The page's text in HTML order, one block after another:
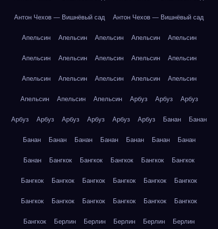
Антон Чехов — Вишнёвый сад Антон Чехов — Вишнёвый сад
Апельсин Апельсин Апельсин Апельсин Апельсин
Апельсин Апельсин Апельсин Апельсин Апельсин
Апельсин Апельсин Апельсин Апельсин Апельсин
Апельсин Апельсин Апельсин Арбуз Арбуз Арбуз
Арбуз Арбуз Арбуз Арбуз Арбуз Арбуз Банан Банан
Банан Банан Банан Банан Банан Банан Банан
Банан Бангкок Бангкок Бангкок Бангкок Бангкок
Бангкок Бангкок Бангкок Бангкок Бангкок Бангкок
Бангкок Бангкок Бангкок Бангкок Бангкок Бангкок
Бангкок Берлин Берлин Берлин Берлин Берлин